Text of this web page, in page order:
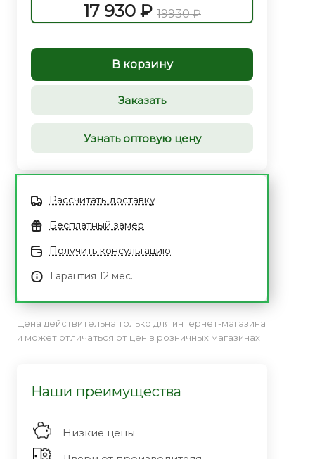
17 930 ₽ 19930 ₽
В корзину
Заказать
Узнать оптовую цену
Рассчитать доставку
Бесплатный замер
Получить консультацию
Гарантия 12 мес.
Цена действительна только для интернет-магазина
и может отличаться от цен в розничных магазинах
Наши преимущества
Низкие цены